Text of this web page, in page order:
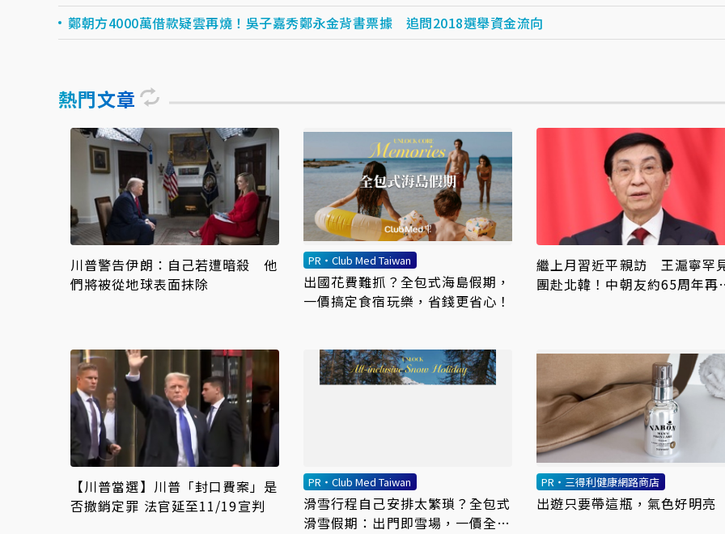
鄭朝方4000萬借款疑雲再燒！吳子嘉秀鄭永金背書票據 追問2018選舉資金流向
熱門文章
川普警告伊朗：自己若遭暗殺 他
們將被從地球表面抹除
PR・Club Med Taiwan
出國花費難抓？全包式海島假期，
一價搞定食宿玩樂，省錢更省心！
繼上月習近平親訪 王滬寧罕
團赴北韓！中朝友約65周年再
【川普當選】川普「封口費案」是
否撤銷定罪 法官延至11/19宣判
PR・Club Med Taiwan
滑雪行程自己安排太繁瑣？全包式
滑雪假期：出門即雪場，一價全包
PR・三得利健康網路商店
出遊只要帶這瓶，氣色好明亮